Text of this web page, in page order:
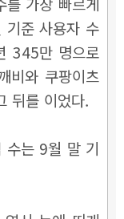
준 사용자 수
345만 명으로
비와 쿠팡이츠
뒤를 이었다.
수는 9월 말 기